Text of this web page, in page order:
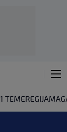
TEMEREGIJA